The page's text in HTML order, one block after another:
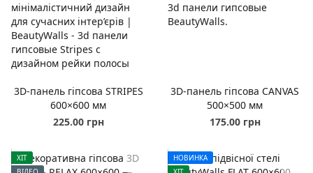
3D-панель гіпсова STRIPES
600×600 мм
225.00 грн
3D-панель гіпсова CANVAS
500×500 мм
175.00 грн
ХІТ
НОВИНКА